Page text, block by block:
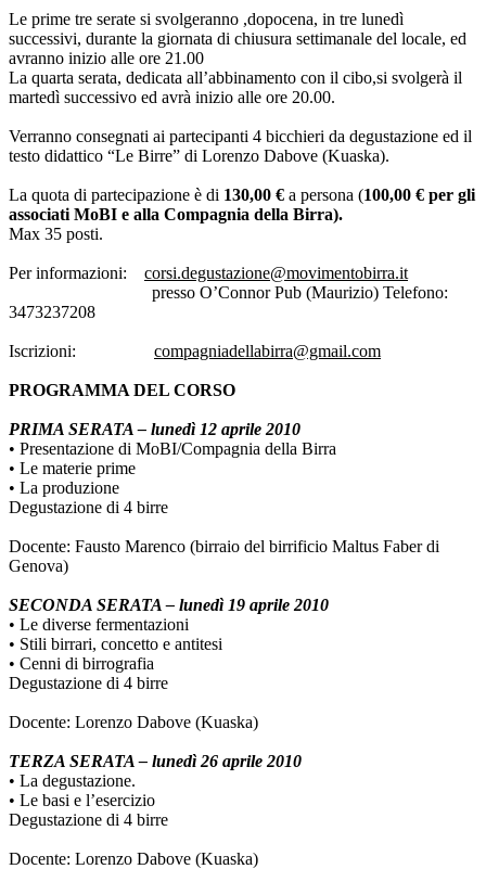
Le prime tre serate si svolgeranno ,dopocena, in tre lunedì
successivi, durante la giornata di chiusura settimanale del locale, ed
avranno inizio alle ore 21.00
La quarta serata, dedicata all’abbinamento con il cibo,si svolgerà il
martedì successivo ed avrà inizio alle ore 20.00.
Verranno consegnati ai partecipanti 4 bicchieri da degustazione ed il
testo didattico “Le Birre” di Lorenzo Dabove (Kuaska).
La quota di partecipazione è di 130,00 € a persona (100,00 € per gli
associati MoBI e alla Compagnia della Birra).
Max 35 posti.
Per informazioni: corsi.degustazione@movimentobirra.it
presso O’Connor Pub (Maurizio) Telefono:
3473237208
Iscrizioni: compagniadellabirra@gmail.com
PROGRAMMA DEL CORSO
PRIMA SERATA – lunedì 12 aprile 2010
• Presentazione di MoBI/Compagnia della Birra
• Le materie prime
• La produzione
Degustazione di 4 birre
Docente: Fausto Marenco (birraio del birrificio Maltus Faber di
Genova)
SECONDA SERATA – lunedì 19 aprile 2010
• Le diverse fermentazioni
• Stili birrari, concetto e antitesi
• Cenni di birrografia
Degustazione di 4 birre
Docente: Lorenzo Dabove (Kuaska)
TERZA SERATA – lunedì 26 aprile 2010
• La degustazione.
• Le basi e l’esercizio
Degustazione di 4 birre
Docente: Lorenzo Dabove (Kuaska)